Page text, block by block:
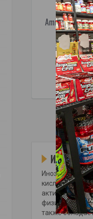
Amix Nutrition
Товар в
В
Инозин –
Инозин — это
кислород и
активными
физической
также